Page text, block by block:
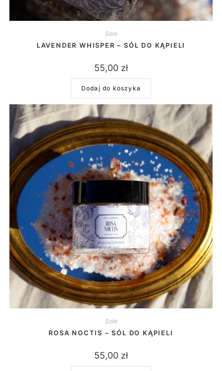
Sole
LAVENDER WHISPER – SÓL DO KĄPIELI
55,00 zł
Dodaj do koszyka
Sole
ROSA NOCTIS – SÓL DO KĄPIELI
55,00 zł